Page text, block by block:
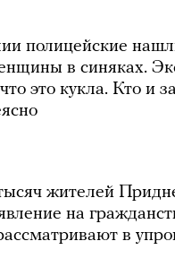
полицейские
в синяках.
это кукла. Кто и
жителей
на
в